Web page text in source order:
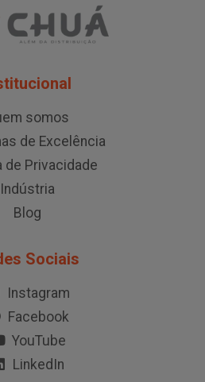
somos
de Excelência
de Privacidade
Indústria
Blog
Sociais
Instagram
Facebook
YouTube
LinkedIn